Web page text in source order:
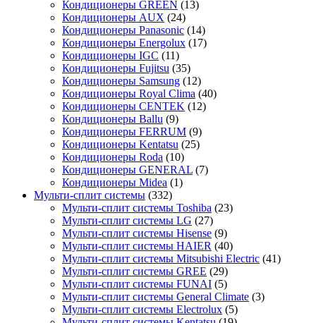
Кондиционеры GREEN (13)
Кондиционеры AUX (24)
Кондиционеры Panasonic (14)
Кондиционеры Energolux (17)
Кондиционеры IGC (11)
Кондиционеры Fujitsu (35)
Кондиционеры Samsung (12)
Кондиционеры Royal Clima (40)
Кондиционеры CENTEK (12)
Кондиционеры Ballu (9)
Кондиционеры FERRUM (9)
Кондиционеры Kentatsu (25)
Кондиционеры Roda (10)
Кондиционеры GENERAL (7)
Кондиционеры Midea (1)
Мульти-сплит системы (332)
Мульти-сплит системы Toshiba (23)
Мульти-сплит системы LG (27)
Мульти-сплит системы Hisense (9)
Мульти-сплит системы HAIER (40)
Мульти-сплит системы Mitsubishi Electric (41)
Мульти-сплит системы GREE (29)
Мульти-сплит системы FUNAI (5)
Мульти-сплит системы General Climate (3)
Мульти-сплит системы Electrolux (5)